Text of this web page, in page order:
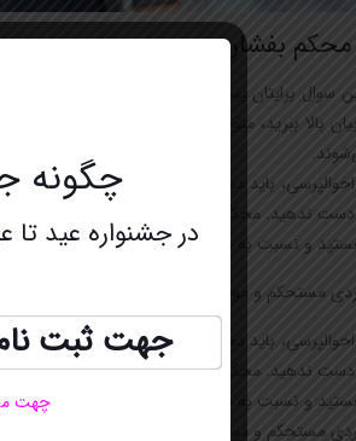
سوال برایتان پیش آمده باشد که محکم دست
بالا ببرید، متوجه می‌شوید که فن بیان
باید دست طرف مقابل خود را هنگام
ندهید. محکم دست دادن نیز نشان از اعتماد
و نسبت به مخاطب خود برتر هستید؛
مستحکم و موفق رو به‌ روست و می‌تواند به او
باید دست طرف مقابل خود را هنگام
ندهید. محکم دست دادن نیز نشان از اعتماد
و نسبت به مخاطب خود برتر هستید؛
مستحکم و موفق رو به‌ روست و می‌تواند به او کاملاً
چگونه
در جشنواره عید تا عید با 50 درصد تخفیف بصورت
جهت ثبت نام
چهت